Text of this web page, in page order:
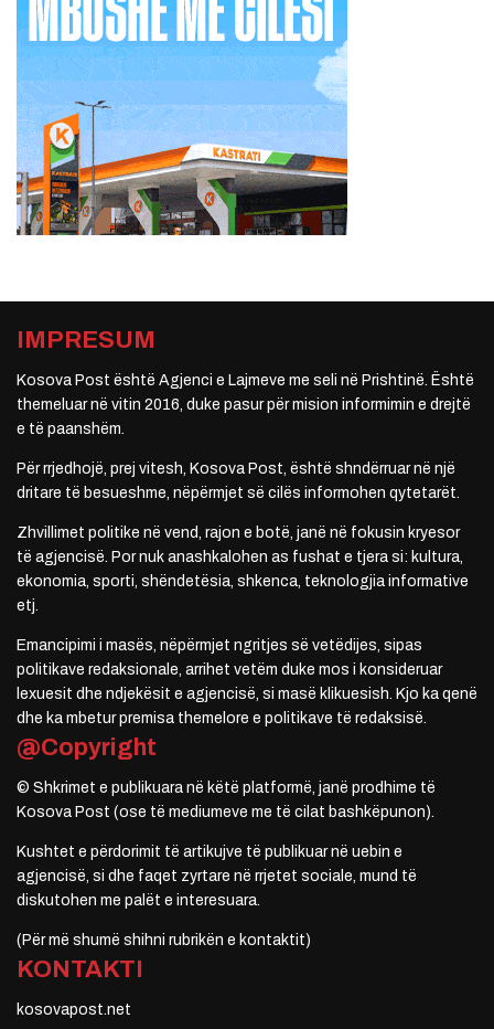
IMPRESUM
Kosova Post është Agjenci e Lajmeve me seli në Prishtinë. Është
themeluar në vitin 2016, duke pasur për mision informimin e drejtë
e të paanshëm.
Për rrjedhojë, prej vitesh, Kosova Post, është shndërruar në një
dritare të besueshme, nëpërmjet së cilës informohen qytetarët.
Zhvillimet politike në vend, rajon e botë, janë në fokusin kryesor
të agjencisë. Por nuk anashkalohen as fushat e tjera si: kultura,
ekonomia, sporti, shëndetësia, shkenca, teknologjia informative
etj.
Emancipimi i masës, nëpërmjet ngritjes së vetëdijes, sipas
politikave redaksionale, arrihet vetëm duke mos i konsideruar
lexuesit dhe ndjekësit e agjencisë, si masë klikuesish. Kjo ka qenë
dhe ka mbetur premisa themelore e politikave të redaksisë.
@Copyright
© Shkrimet e publikuara në këtë platformë, janë prodhime të
Kosova Post (ose të mediumeve me të cilat bashkëpunon).
Kushtet e përdorimit të artikujve të publikuar në uebin e
agjencisë, si dhe faqet zyrtare në rrjetet sociale, mund të
diskutohen me palët e interesuara.
(Për më shumë shihni rubrikën e kontaktit)
KONTAKTI
kosovapost.net